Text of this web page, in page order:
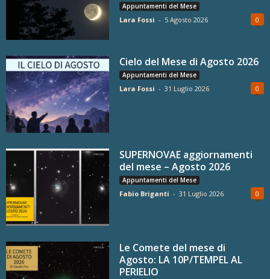
Appuntamenti del Mese
Lara Fossi - 5 Agosto 2026 0
Cielo del Mese di Agosto 2026
Appuntamenti del Mese
Lara Fossi - 31 Luglio 2026 0
SUPERNOVAE aggiornamenti
del mese – Agosto 2026
Appuntamenti del Mese
Fabio Briganti - 31 Luglio 2026 0
Le Comete del mese di
Agosto: LA 10P/TEMPEL AL
PERIELIO